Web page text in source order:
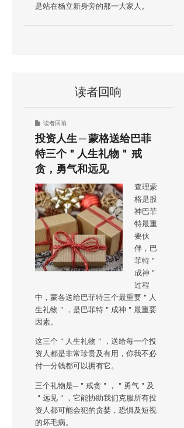
是站在杨立新身旁的那一大家人。
读者回响
读者回响
投资人生 ─ 蒙格送给巴菲
特三个＂人生礼物＂ 戒
贪，勇气和远见
查理蒙
格是股
神巴菲
特最重
要伙
伴，巴
菲特＂
成神＂
过程
中，蒙各送给巴菲特三个最重要＂人
生礼物＂，是巴菲特＂成神＂最重要
因素。
这三个＂人生礼物＂，送给每一个投
资人都是非常珍贵及有用，你我不必
付一分钱都可以拥有它。
三个礼物是─＂戒贪＂，＂勇气＂及
＂远见＂，它能协助我们克服所有投
资人都可能会犯的贪婪，恐惧及短视
的坏毛病。